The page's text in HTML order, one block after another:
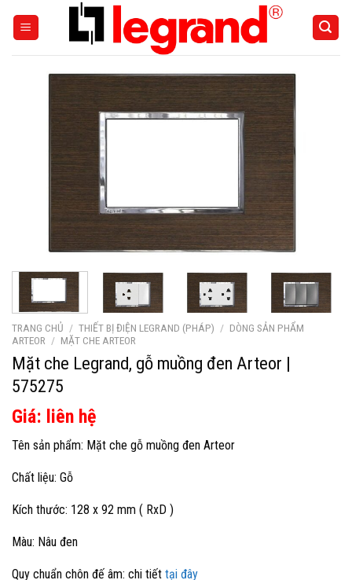
TRANG CHỦ / THIẾT BỊ ĐIỆN LEGRAND (PHÁP) / DÒNG SẢN PHẨM
ARTEOR / MẶT CHE ARTEOR
Mặt che Legrand, gỗ muồng đen Arteor |
575275
Giá: liên hệ
Tên sản phẩm: Mặt che gỗ muồng đen Arteor
Chất liệu: Gỗ
Kích thước: 128 x 92 mm ( RxD )
Màu: Nâu đen
Quy chuẩn chôn đế âm: chi tiết tại đây